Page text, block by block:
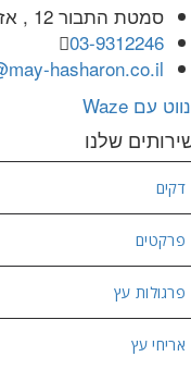
סמטת התבור 12 , אזור התעשייה סגולה פתח תקווה
03-9312246
hasharon.co.il
נווט עם Waze
שלנו
דקים
פרקטים
פרגולות עץ
אריחי עץ